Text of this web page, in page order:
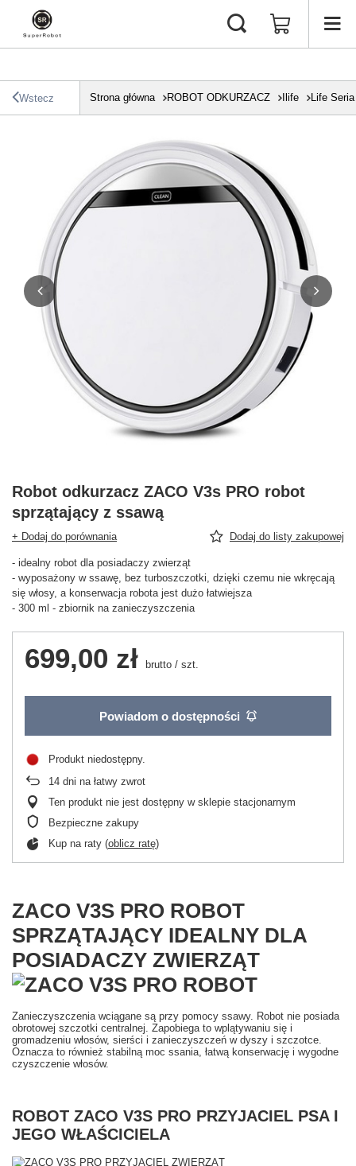
Wstecz Strona główna ROBOT ODKURZACZ Ilife Life
Robot odkurzacz ZACO V3s PRO robot
sprzątający z ssawą
+ Dodaj do porównania Dodaj do listy zakupowej
- idealny robot dla posiadaczy zwierząt
- wyposażony w ssawę, bez turboszczotki, dzięki czemu nie wkręcają
się włosy, a konserwacja robota jest dużo łatwiejsza
- 300 ml - zbiornik na zanieczyszczenia
699,00 zł brutto / szt.
Powiadom o dostępności
Produkt niedostępny
14 dni na łatwy zwrot
Ten produkt nie jest dostępny w sklepie stacjonarnym
Bezpieczne zakupy
Kup na raty (oblicz ratę)
ZACO V3S PRO ROBOT
SPRZĄTAJĄCY IDEALNY DLA
POSIADACZY ZWIERZĄT
Zanieczyszczenia wciągane są przy pomocy ssawy. Robot nie posiada
obrotowej szczotki centralnej. Zapobiega to wplątywaniu się i
gromadzeniu włosów, sierści i zanieczyszczeń w dyszy i szczotce.
Oznacza to również stabilną moc ssania, łatwą konserwację i wygodne
czyszczenie włosów.
ROBOT ZACO V3S PRO PRZYJACIEL PSA I
JEGO WŁAŚCICIELA